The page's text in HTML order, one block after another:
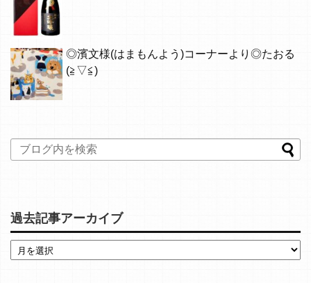
◎濱文様(はまもんよう)コーナーより◎たおる
(≧▽≦)
過去記事アーカイブ